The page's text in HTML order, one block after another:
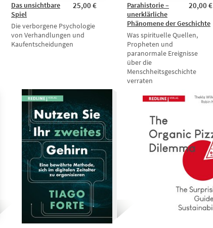
25,00 €
Das unsichtbare
Spiel
Die verborgene Psychologie
von Verhandlungen und
Kaufentscheidungen
20,00 €
Parahistorie –
unerklärliche
Phänomene der Geschichte
Was spirituelle Quellen,
Propheten und
paranormale Ereignisse
über die
Menschheitsgeschichte
verraten